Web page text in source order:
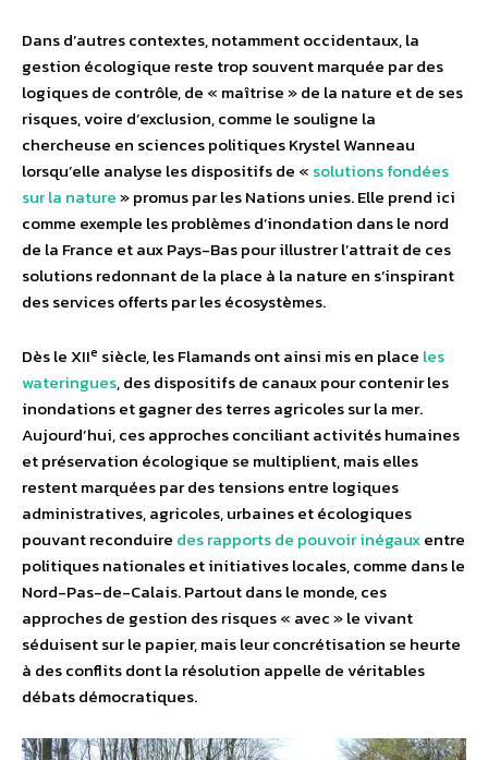
Dans d’autres contextes, notamment occidentaux, la
gestion écologique reste trop souvent marquée par des
logiques de contrôle, de « maîtrise » de la nature et de ses
risques, voire d’exclusion, comme le souligne la
chercheuse en sciences politiques Krystel Wanneau
lorsqu’elle analyse les dispositifs de « solutions fondées
sur la nature» promus par les Nations unies. Elle prend ici
comme exemple les problèmes d’inondation dans le nord
de la France et aux Pays-Bas pour illustrer l’attrait de ces
solutions redonnant de la place à la nature en s’inspirant
des services offerts par les écosystèmes.
Dès le XIIe siècle, les Flamands ont ainsi mis en place les
wateringues, des dispositifs de canaux pour contenir les
inondations et gagner des terres agricoles sur la mer.
Aujourd’hui, ces approches conciliant activités humaines
et préservation écologique se multiplient, mais elles
restent marquées par des tensions entre logiques
administratives, agricoles, urbaines et écologiques
pouvant reconduire des rapports de pouvoir inégauxentre
politiques nationales et initiatives locales, comme dans le
Nord-Pas-de-Calais. Partout dans le monde, ces
approches de gestion des risques « avec » le vivant
séduisent sur le papier, mais leur concrétisation se heurte
à des conflits dont la résolution appelle de véritables
débats démocratiques.